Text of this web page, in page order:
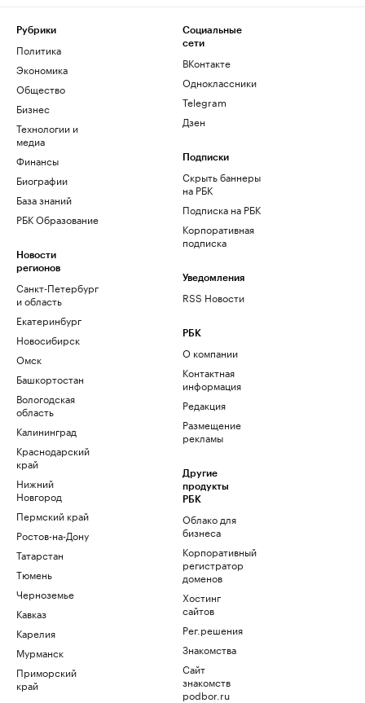
Рубрики
Политика
Экономика
Общество
Бизнес
Технологии и
медиа
Финансы
Биографии
База знаний
РБК Образование
Новости
регионов
Санкт-Петербург
и область
Екатеринбург
Новосибирск
Омск
Башкортостан
Вологодская
область
Калининград
Краснодарский
край
Нижний
Новгород
Пермский край
Ростов-на-Дону
Татарстан
Тюмень
Черноземье
Кавказ
Карелия
Мурманск
Приморский
край
Социальные
сети
ВКонтакте
Одноклассники
Telegram
Дзен
Подписки
Скрыть баннеры
на РБК
Подписка на РБК
Корпоративная
подписка
Уведомления
RSS Новости
РБК
О компании
Контактная
информация
Редакция
Размещение
рекламы
Другие
продукты
РБК
Облако для
бизнеса
Корпоративный
регистратор
доменов
Хостинг
сайтов
Рег.решения
Знакомства
Сайт
знакомств
podbor.ru